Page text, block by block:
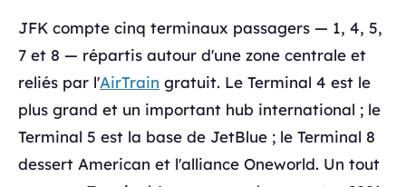
JFK compte cinq terminaux passagers — 1, 4, 5,
7 et 8 — répartis autour d'une zone centrale et
reliés par l'AirTrain gratuit. Le Terminal 4 est le
plus grand et un important hub international ; le
Terminal 5 est la base de JetBlue ; le Terminal 8
dessert American et l'alliance Oneworld. Un tout